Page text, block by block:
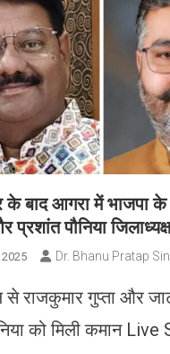
बाद आगरा में भाजपा के
प्रशांत पौनिया
Dr. Bhanu Pratap
से राजकुमार गुप्ता और
को मिली कमान